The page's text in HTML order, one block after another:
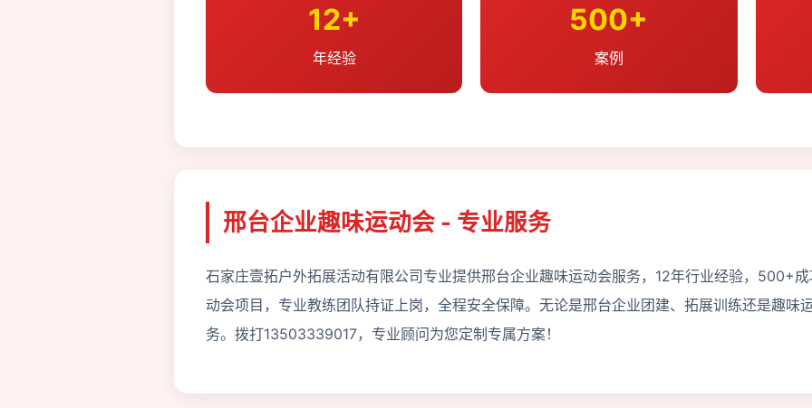
12+
年经验
500+
案例
邢台企业趣味运动会 - 专业服务
石家庄壹拓户外拓展活动有限公司专业提供邢台企业趣味运动会服务，12年行业经验，500+
动会项目，专业教练团队持证上岗，全程安全保障。无论是邢台企业团建、拓展训练还是趣味
务。拨打13503339017，专业顾问为您定制专属方案！